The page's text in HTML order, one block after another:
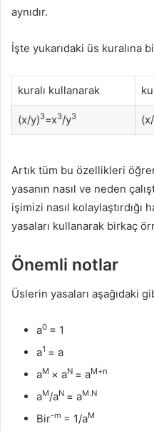
aynıdır.
İşte yukarıdaki üs kuralına
kuralı kullanarak
(x/y)3=x3/y3
Artık tüm bu özellikleri
yasanın nasıl ve neden
işimizi nasıl kolaylaştırdığı
yasaları kullanarak birkaç
Önemli notlar
Üslerin yasaları aşağıdaki
a0 = 1
a1 = a
aM × aN = aM+n
aM/aN = aM.N
Bir-m = 1/aM